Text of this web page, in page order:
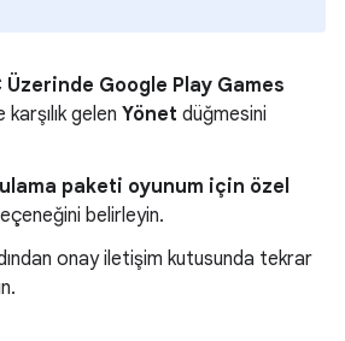
Üzerinde Google Play Games
gelen Yönet düğmesini
paketi oyunum için özel
belirleyin.
onay iletişim kutusunda tekrar